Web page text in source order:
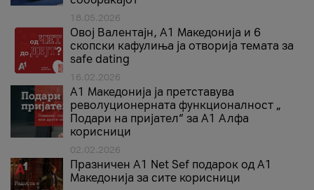
18.05.2026
Овој Валентајн, A1 Македонија и 6
скопски кафулиња ја отворија темата за
safe dating
16.02.2026
А1 Македонија ја претставува
револуционерната функционалност „
Подари на пријател“ за А1 Алфа
корисници
02.02.2026
Празничен A1 Net Sеf подарок од А1
Македонија за сите корисници